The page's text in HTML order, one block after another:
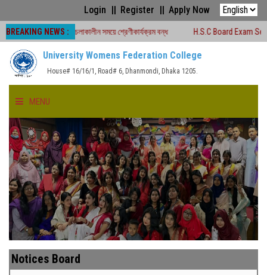
Login Register Apply Now
BREAKING NEWS :
-২০২৬ চলাকালীন সময়ে শ্রেণীকার্যক্রম বন্ধ H.S.C Board Exam Seat Plan (
University Womens Federation College
House# 16/16/1, Road# 6, Dhanmondi, Dhaka 1205.
MENU
HOME
ABOUT US
FACULTIES
ACADEMICS
GALLERY
Notices Board